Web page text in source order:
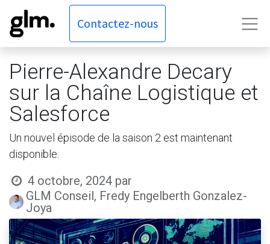
Contactez-nous
Pierre-Alexandre Decary
sur la Chaîne Logistique et
Salesforce
Un nouvel épisode de la saison 2 est maintenant
disponible.
4 octobre, 2024 par
GLM Conseil, Fredy Engelberth Gonzalez-
Joya